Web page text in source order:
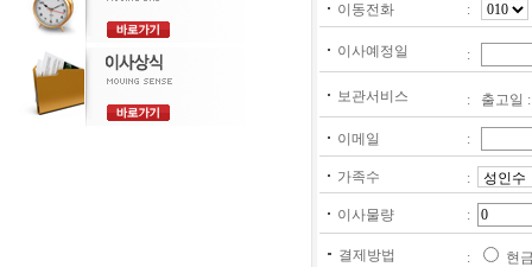
이동전화 :
이사예정일 :
보관서비스 : 출고일
이메일 :
가족수 :
이사물량 :
결제방법 : 현